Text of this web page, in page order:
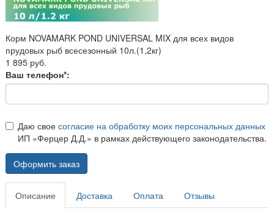
Корм NOVAMARK POND UNIVERSAL MIX для всех видов
прудовых рыб всесезонный 10л.(1,2кг)
1 895 руб.
Ваш телефон*:
Даю свое согласие на обработку моих персональных данных
ИП «Ферцер Д.Д.» в рамках действующего законодательства.
Оформить заказ
Описание Доставка Оплата Отзывы